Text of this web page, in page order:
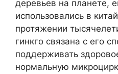
деревьев на планете,
использовались в
протяжении
гинкго связана с его
поддерживать
нормальную